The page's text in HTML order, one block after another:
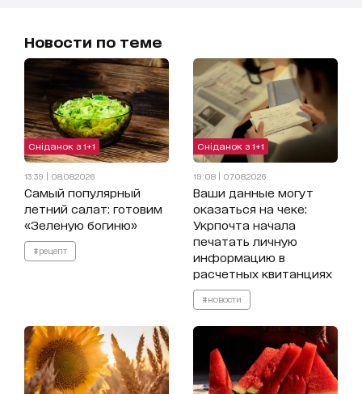
Новости по теме
Сніданок з 1+1
13:39 | 08.08.2026
Самый популярный
летний салат: готовим
«Зеленую богиню»
#рецепт
Сніданок з 1+1
19:08 | 07.08.2026
Ваши данные могут
оказаться на чеке:
Укрпочта начала
печатать личную
информацию в
расчетных квитанциях
#новости